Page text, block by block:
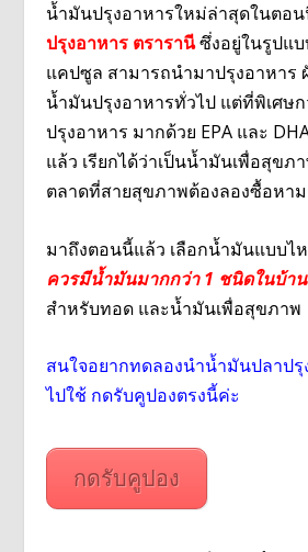
น้ำมันปรุงอาหารใหม่ล่าสุดในตอ
ปรุงอาหาร ตรารานีซึ่งอยู่ในรูปแ
แคปซูล สามารถนำมาปรุงอาหาร
น้ำมันปรุงอาหารทั่วไป แต่ที่พิเศษ
ปรุงอาหาร มากด้วย EPA และ
แล้ว เรียกได้ว่าเป็นน้ำมันเพื่อสุขภ
ตลาดที่สายสุขภาพต้องลองซื้อหา
มาถึงตอนนี้แล้ว เลือกน้ำมันแบบไ
ควรมีน้ำมันมากกว่า 1 ชนิดในบ้า
สำหรับทอด และน้ำมันเพื่อสุขภาพ
สนใจอยากทดลองนำน้ำมันปลาปรุ
ไปใช้ กดรับคูปองตรงนี้ค่ะ
กดรับคูปอง